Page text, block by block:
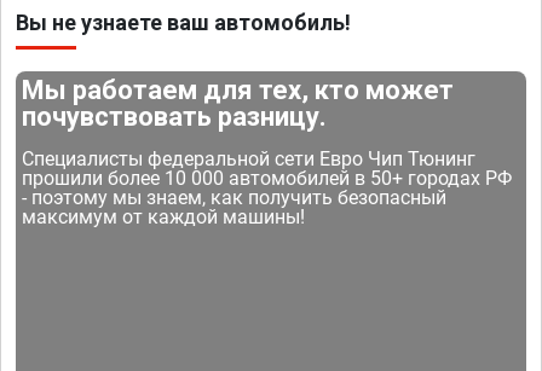
Вы не узнаете ваш автомобиль!
Мы работаем для тех, кто может
почувствовать разницу.
Специалисты федеральной сети Евро Чип Тюнинг
прошили более 10 000 автомобилей в 50+ городах РФ
- поэтому мы знаем, как получить безопасный
максимум от каждой машины!